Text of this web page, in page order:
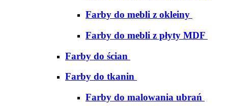
Farby do mebli z okleiny
Farby do mebli z płyty MDF
Farby do ścian
Farby do tkanin
Farby do malowania ubrań